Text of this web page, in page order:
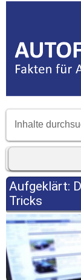
Aufgeklärt:
Tricks